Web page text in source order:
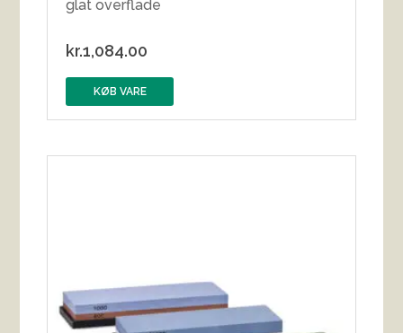
glat overflade
kr.1,084.00
KØB VARE